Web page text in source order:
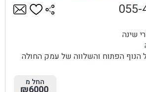
הנוף הפתוח והשלווה של עמק החולה
055-
החל מ